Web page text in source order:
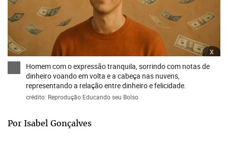
x
Homem com o expressão tranquila, sorrindo com notas de
dinheiro voando em volta e a cabeça nas nuvens,
representando a relação entre dinheiro e felicidade.
crédito: Reprodução Educando seu Bolso
Por Isabel Gonçalves